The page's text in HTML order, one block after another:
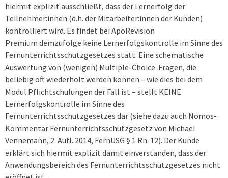
hiermit explizit ausschließt, dass der Lernerfolg der
Teilnehmer:innen (d.h. der Mitarbeiter:innen der Kunden)
kontrolliert wird. Es findet bei ApoRevision
Premium demzufolge keine Lernerfolgskontrolle im Sinne des
Fernunterrichtsschutzgesetzes statt. Eine schematische
Auswertung von (wenigen) Multiple-Choice-Fragen, die
beliebig oft wiederholt werden können – wie dies bei dem
Modul Pflichtschulungen der Fall ist – stellt KEINE
Lernerfolgskontrolle im Sinne des
Fernunterrichtsschutzgesetzes dar (siehe dazu auch Nomos-
Kommentar Fernunterrichtsschutzgesetz von Michael
Vennemann, 2. Aufl. 2014, FernUSG § 1 Rn. 12). Der Kunde
erklärt sich hiermit explizit damit einverstanden, dass der
Anwendungsbereich des Fernunterrichtsschutzgesetzes nicht